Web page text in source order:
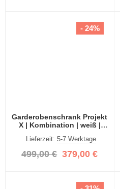
Garderobenschrank Projekt
X | Kombination | weiß |
Lieferzeit: 5-7 Werktage
499,00 € 379,00 €
- 24%